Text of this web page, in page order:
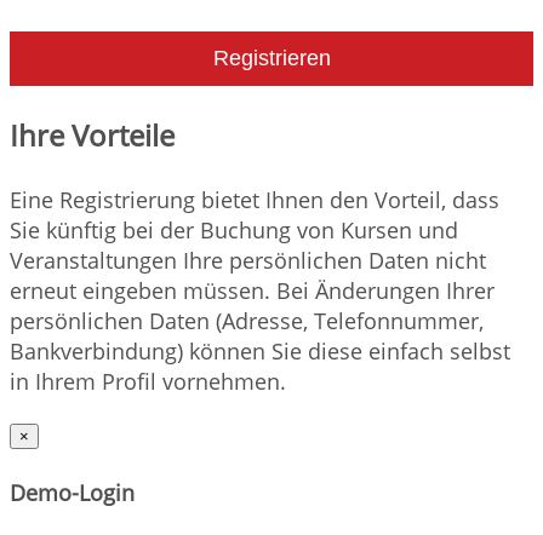
Registrieren
Ihre Vorteile
Eine Registrierung bietet Ihnen den Vorteil, dass
Sie künftig bei der Buchung von Kursen und
Veranstaltungen Ihre persönlichen Daten nicht
erneut eingeben müssen. Bei Änderungen Ihrer
persönlichen Daten (Adresse, Telefonnummer,
Bankverbindung) können Sie diese einfach selbst
in Ihrem Profil vornehmen.
×
Demo-Login